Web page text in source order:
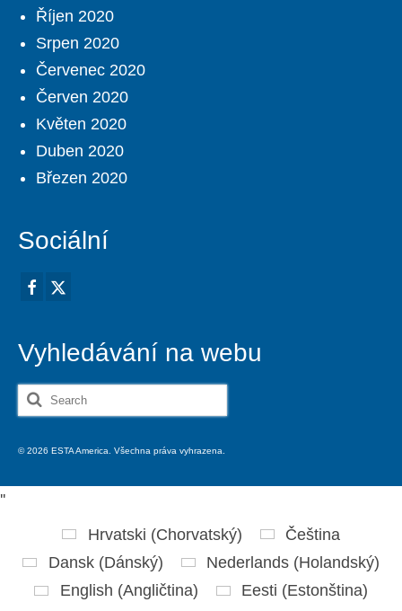
Říjen 2020
Srpen 2020
Červenec 2020
Červen 2020
Květen 2020
Duben 2020
Březen 2020
Sociální
Vyhledávání na webu
Search
for:
© 2026 ESTA America. Všechna práva vyhrazena.
''
Hrvatski (Chorvatský)
Čeština
Dansk(Dánský) Nederlands(Holandský)
English (Angličtina) Eesti (Estonština)